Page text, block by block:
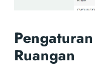
Ruangan